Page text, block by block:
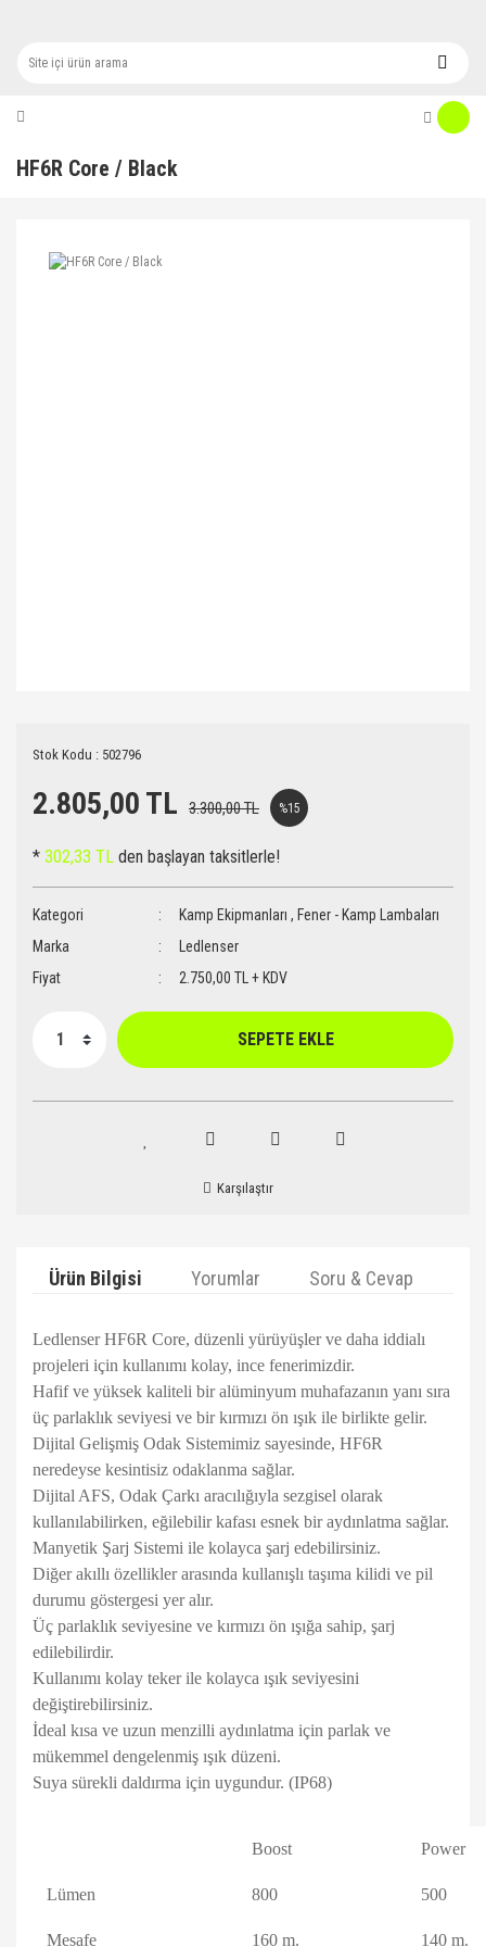
HF6R Core / Black
Stok Kodu : 502796
2.805,00 TL 3.300,00 TL %15
* 302,33 TL den başlayan taksitlerle!
Kategori Kamp Ekipmanları , Fener - Kamp Lambaları
Marka
Ledlenser
Fiyat
2.750,00 TL + KDV
SEPETE EKLE
Karşılaştır
Ürün Bilgisi Yorumlar Soru & Cevap
Ledlenser HF6R Core, düzenli yürüyüşler ve daha iddialı
projeleri için kullanımı kolay, ince fenerimizdir.
Hafif ve yüksek kaliteli bir alüminyum muhafazanın yanı sıra
üç parlaklık seviyesi ve bir kırmızı ön ışık ile birlikte gelir.
Dijital Gelişmiş Odak Sistemimiz sayesinde, HF6R
neredeyse kesintisiz odaklanma sağlar.
Dijital AFS, Odak Çarkı aracılığıyla sezgisel olarak
kullanılabilirken, eğilebilir kafası esnek bir aydınlatma sağlar.
Manyetik Şarj Sistemi ile kolayca şarj edebilirsiniz.
Diğer akıllı özellikler arasında kullanışlı taşıma kilidi ve pil
durumu göstergesi yer alır.
Üç parlaklık seviyesine ve kırmızı ön ışığa sahip, şarj
edilebilirdir.
Kullanımı kolay teker ile kolayca ışık seviyesini
değiştirebilirsiniz.
İdeal kısa ve uzun menzilli aydınlatma için parlak ve
mükemmel dengelenmiş ışık düzeni.
Suya sürekli daldırma için uygundur. (IP68)
Boost Power
Lümen 800 500
Mesafe 160 m. 140 m.